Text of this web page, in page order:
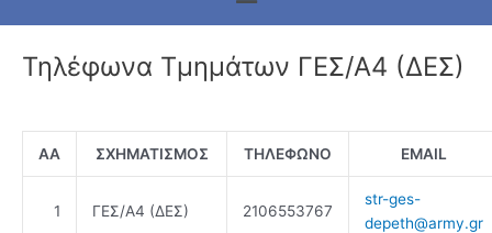
Τηλέφωνα Τμημάτων ΓΕΣ/Α4 (ΔΕΣ)
ΑΑ ΣΧΗΜΑΤΙΣΜΟΣ ΤΗΛΕΦΩΝΟ EMAIL
1 ΓΕΣ/Α4 (ΔΕΣ) 2106553767
str-ges-
depeth@army.gr